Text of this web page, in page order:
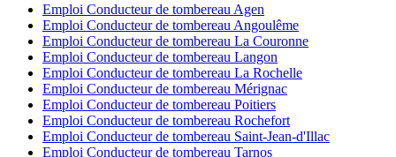
Emploi Conducteur de tombereau Agen
Emploi Conducteur de tombereau Angoulême
Emploi Conducteur de tombereau La Couronne
Emploi Conducteur de tombereau Langon
Emploi Conducteur de tombereau La Rochelle
Emploi Conducteur de tombereau Mérignac
Emploi Conducteur de tombereau Poitiers
Emploi Conducteur de tombereau Rochefort
Emploi Conducteur de tombereau Saint-Jean-d'Illac
Emploi Conducteur de tombereau Tarnos